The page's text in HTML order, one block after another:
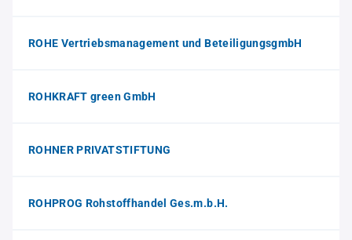
ROHE Vertriebsmanagement und BeteiligungsgmbH
ROHKRAFT green GmbH
ROHNER PRIVATSTIFTUNG
ROHPROG Rohstoffhandel Ges.m.b.H.